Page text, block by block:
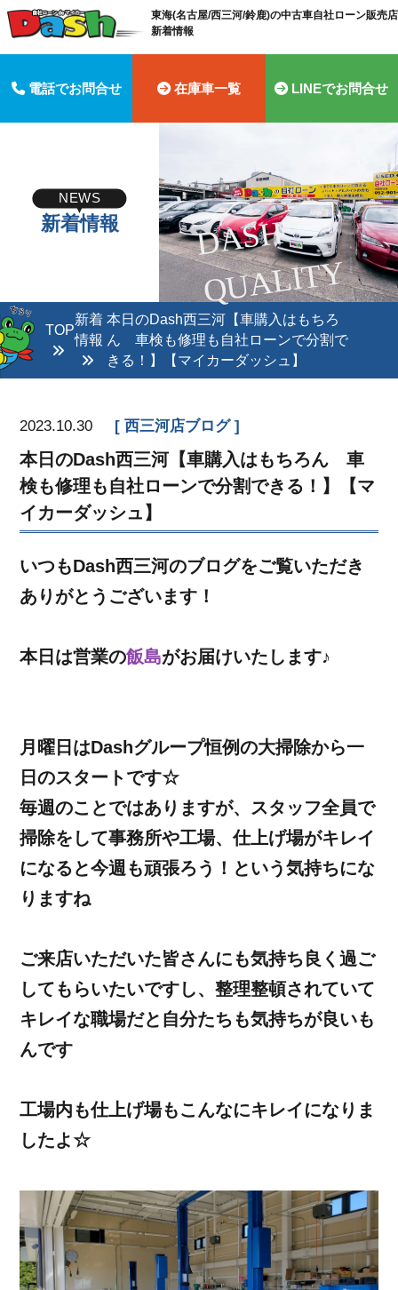
東海(名古屋/西三河/鈴鹿)の中古車自社ローン販売
新着情報
電話でお問合せ 在庫車一覧 LINEでお問合せ
D
A
S
H
Q
U
A
LI
T
Y
NEWS
新着情報
TOP
新着
情報
本日のDash西三河【車購入はもちろ
ん 車検も修理も自社ローンで分割で
きる！】【マイカーダッシュ】
2023.10.30 西三河店ブログ
本日のDash西三河【車購入はもちろん 車
検も修理も自社ローンで分割できる！】【マ
イカーダッシュ】
いつもDash西三河のブログをご覧いただき
ありがとうございます！
本日は営業の飯島がお届けいたします♪
月曜日はDashグループ恒例の大掃除から一
日のスタートです☆
毎週のことではありますが、スタッフ全員で
掃除をして事務所や工場、仕上げ場がキレイ
になると今週も頑張ろう！という気持ちにな
りますね
ご来店いただいた皆さんにも気持ち良く過ご
してもらいたいですし、整理整頓されていて
キレイな職場だと自分たちも気持ちが良いも
んです
工場内も仕上げ場もこんなにキレイになりま
したよ☆